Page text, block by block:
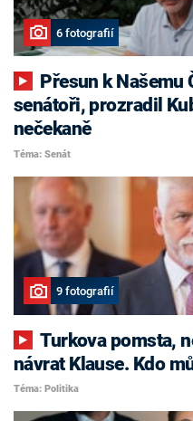
6 fotografií
senátoři, prozradil
nečekaně
Téma: Senát
9 fotografií
Turkova pomsta, nekonfliktní Havlíček i
návrat Klause. Kdo
Téma: Politika